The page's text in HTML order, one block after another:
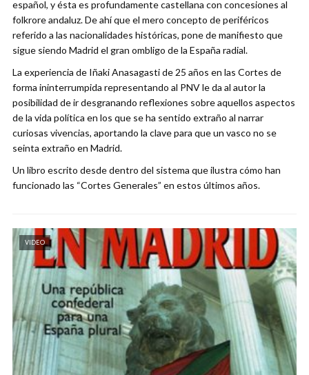
español, y ésta es profundamente castellana con concesiones al
folkrore andaluz. De ahí que el mero concepto de periféricos
referido a las nacionalidades históricas, pone de manifiesto que
sigue siendo Madrid el gran ombligo de la España radial.
La experiencia de Iñaki Anasagasti de 25 años en las Cortes de
forma ininterrumpida representando al PNV le da al autor la
posibilidad de ir desgranando reflexiones sobre aquellos aspectos
de la vida política en los que se ha sentido extraño al narrar
curiosas vivencias, aportando la clave para que un vasco no se
seinta extraño en Madrid.
Un libro escrito desde dentro del sistema que ilustra cómo han
funcionado las “Cortes Generales” en estos últimos años.
VIDEO